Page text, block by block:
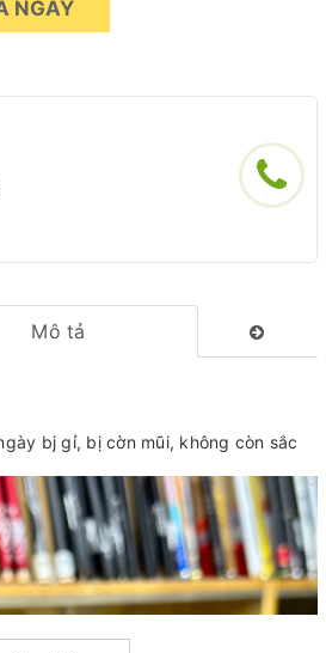
NGAY
Mô tả
bj gỉ, bị cờn mũi, không còn sắc